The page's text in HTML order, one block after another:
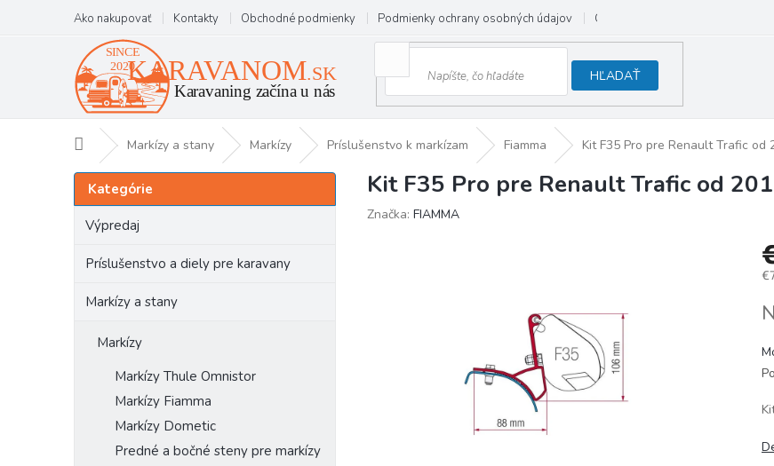
obsah
Ako nakupovať Kontakty Obchodné podmienky Podmienky ochrany osobných údajov Odstúpenie od zmluvy
HĽADAŤ
DomovMarkízy a stany Markízy Príslušenstvo k markízam Fiamma Kit F35 Pro pre Renault Trafic od
B
o
Preskočiť
kategórie
Kategórie
Výpredaj
Príslušenstvo a diely pre karavany
Markízy a stany
Markízy
Markízy Thule Omnistor
Markízy Fiamma
Markízy Dometic
Predné a bočné steny pre markízy
Kit F35 Pro pre Renault Trafic od
Značka: FIAMMA